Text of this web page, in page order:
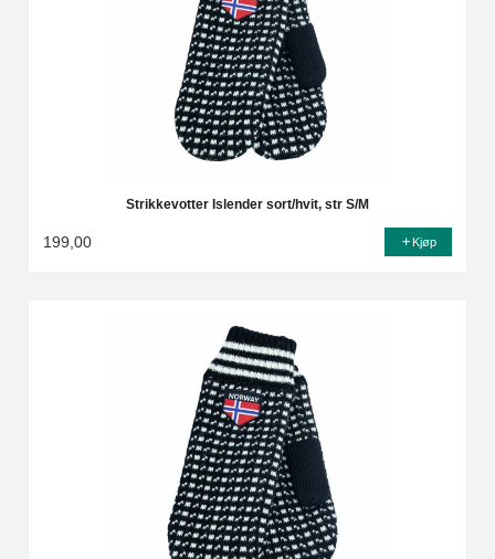
Strikkevotter Islender sort/hvit, str S/M
199,00 Kjøp